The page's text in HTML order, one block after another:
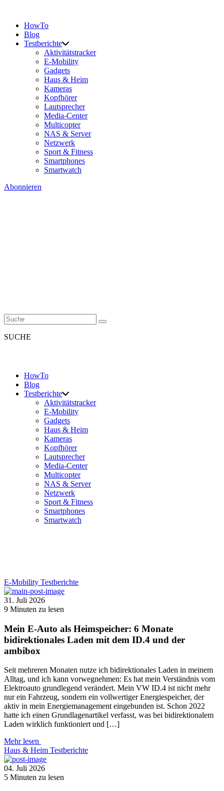
HowTo
Blog
Testberichte
Aktivitätstracker
E-Mobility
Gadgets
Haus & Heim
Kameras
Kopfhörer
Lautsprecher
Media-Center
Multicopter
NAS & Server
Netzwerk
Sport & Fitness
Smartphones
Smartwatch
Abonnieren
SUCHE
HowTo
Blog
Testberichte
Aktivitätstracker
E-Mobility
Gadgets
Haus & Heim
Kameras
Kopfhörer
Lautsprecher
Media-Center
Multicopter
NAS & Server
Netzwerk
Sport & Fitness
Smartphones
Smartwatch
E-Mobility Testberichte
31. Juli 2026
9 Minuten zu lesen
Mein E-Auto als Heimspeicher: 6 Monate
bidirektionales Laden mit dem ID.4 und der
ambibox
Seit mehreren Monaten nutze ich bidirektionales Laden in meinem
Alltag, und ich kann vorwegnehmen: Es hat mein Verständnis vom
Elektroauto grundlegend verändert. Mein VW ID.4 ist nicht mehr
nur ein Fahrzeug, sondern ein vollwertiger Energiespeicher, der
aktiv in mein Energiemanagement eingebunden ist. Schon 2022
hatte ich einen Grundlagenartikel verfasst, was bei bidirektionalem
Laden wirklich funktioniert und […]
Mehr lesen
Haus & Heim Testberichte
04. Juli 2026
5 Minuten zu lesen